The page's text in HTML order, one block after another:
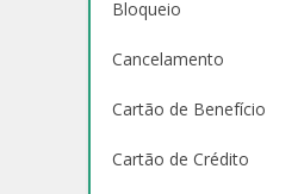
Bloqueio
Cancelamento
Cartão de Benefício
Cartão de Crédito